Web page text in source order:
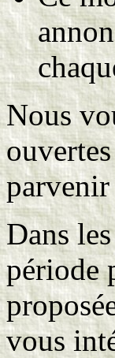
Nous
parvenir
Dans
période
vous